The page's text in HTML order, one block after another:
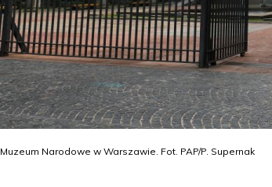
Muzeum Narodowe w Warszawie. Fot. PAP/P. Supernak